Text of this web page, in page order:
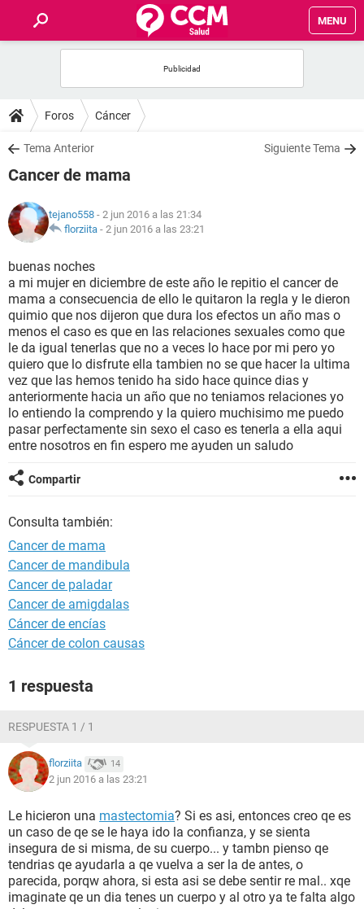
MENU
FOROS
SALUD
NUTRICIÓN
BIENESTAR
SEXUALIDAD
GLOSARIO
Foros Cáncer
Tema Anterior Siguiente Tema
Cancer de mama
tejano558 - 2 jun 2016 a las 21:34
florziita - 2 jun 2016 a las 23:21
buenas noches
a mi mujer en diciembre de este año le repitio el cancer de
mama a consecuencia de ello le quitaron la regla y le dieron
quimio que nos dijeron que dura los efectos un año mas o
menos el caso es que en las relaciones sexuales como que
le da igual tenerlas que no a veces lo hace por mi pero yo
quiero que lo disfrute ella tambien no se que hacer la ultima
vez que las hemos tenido ha sido hace quince dias y
anteriormente hacia un año que no teniamos relaciones yo
lo entiendo la comprendo y la quiero muchisimo me puedo
pasar perfectamente sin sexo el caso es tenerla a ella aqui
entre nosotros en fin espero me ayuden un saludo
Compartir
Consulta también:
Cancer de mama
Cancer de mandibula
Cancer de paladar
Cancer de amigdalas
Cáncer de encías
Cáncer de colon causas
1 respuesta
RESPUESTA 1 / 1
florziita 14
2 jun 2016 a las 23:21
Le hicieron una mastectomia? Si es asi, entonces creo qe es
un caso de qe se le haya ido la confianza, y se sienta
insegura de si misma, de su cuerpo... y tambn pienso qe
tendrias qe ayudarla a qe vuelva a ser la de antes, o
parecida, porqw ahora, si esta asi se debe sentir re mal.. xqe
imaginate qe un dia tenes un cuerpo y al otro ya te falta algo